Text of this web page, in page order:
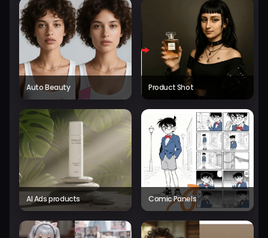
Auto Beauty Product Shot
AI Ads products Comic Panels